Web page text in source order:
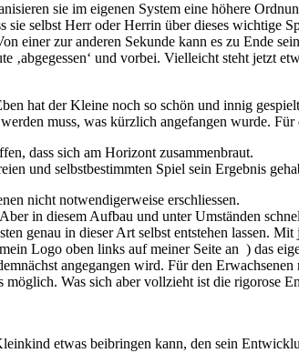
sie im eigenen System eine höhere
sie selbst Herr oder Herrin über dieses wichtige
einer zur anderen Sekunde kann es zu Ende
‚abgegessen‘ und vorbei. Vielleicht steht jetzt
hat der Kleine noch so schön und innig
muss, was kürzlich angefangen wurde.
dass sich am Horizont zusammenbraut.
und selbstbestimmten Spiel sein Ergebnis
nicht notwendigerweise erschliessen.
in diesem Aufbau und unter Umständen
genau in dieser Art selbst entstehen lassen.
Logo oben links auf meiner Seite an ) das
angegangen wird. Für den
möglich. Was sich aber vollzieht ist die rigorose
etwas beibringen kann, den sein